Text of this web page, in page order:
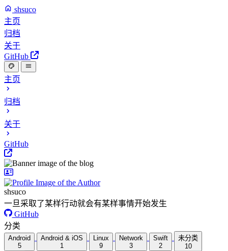
shsuco
主页
归档
关于
GitHub
主页
归档
关于
GitHub
shsuco
一旦采取了某样行动就会有某样事情开始发生
GitHub
分类
Android
5
Android & iOS
1
Linux
9
Network
3
Swift
2
未分类
10